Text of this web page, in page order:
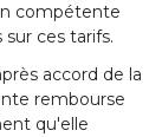
compétente
ces tarifs.
accord de la
rembourse
qu'elle